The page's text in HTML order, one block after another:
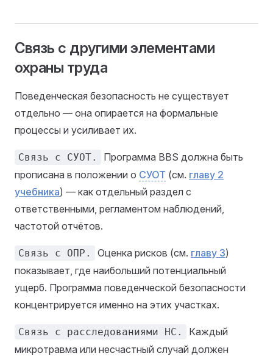
Связь с другими элементами
охраны труда
Поведенческая безопасность не существует
отдельно — она опирается на формальные
процессы и усиливает их.
Связь с СУОТ.
Программа BBS должна быть
прописана в положении о СУОТ (см. главу 2
учебника) — как отдельный раздел с
ответственными, регламентом наблюдений,
частотой отчётов.
Связь с ОПР. Оценка рисков (см. главу 3)
показывает, где наибольший потенциальный
ущерб. Программа поведенческой безопасности
концентрируется именно на этих участках.
Связь с расследованиями НС.
Каждый
микротравма или несчастный случай должен